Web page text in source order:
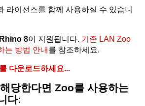
라이선스를 함께 사용하실 수 있습니
Rhino 8이 지원됩니다. 기존 LAN Zoo
는 방법 안내 를 참조하세요.
다운로드하세요...
당한다면 Zoo를 사용하는
다: